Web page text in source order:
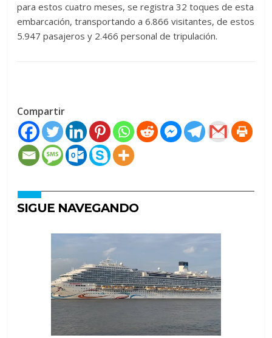
para estos cuatro meses, se registra 32 toques de esta
embarcación, transportando a 6.866 visitantes, de estos
5.947 pasajeros y 2.466 personal de tripulación.
Compartir
SIGUE NAVEGANDO